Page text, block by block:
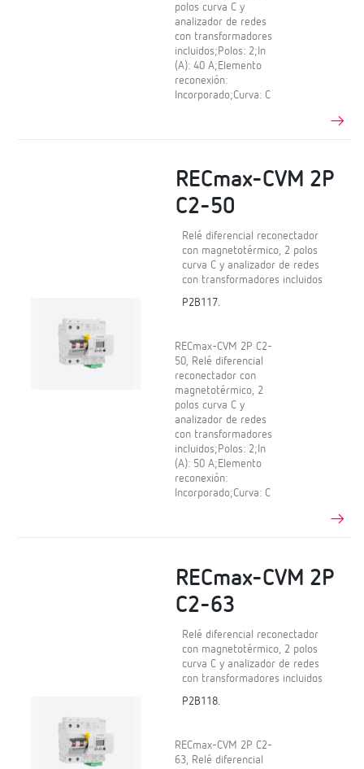
polos curva C y
analizador de redes
con transformadores
incluidos;Polos: 2;In
(A): 40 A;Elemento
reconexión:
Incorporado;Curva: C
RECmax-CVM 2P
C2-50
Relé diferencial reconectador
con magnetotérmico, 2 polos
curva C y analizador de redes
con transformadores incluidos
P2B117.
RECmax-CVM 2P C2-
50, Relé diferencial
reconectador con
magnetotérmico, 2
polos curva C y
analizador de redes
con transformadores
incluidos;Polos: 2;In
(A): 50 A;Elemento
reconexión:
Incorporado;Curva: C
RECmax-CVM 2P
C2-63
Relé diferencial reconectador
con magnetotérmico, 2 polos
curva C y analizador de redes
con transformadores incluidos
P2B118.
RECmax-CVM 2P C2-
63, Relé diferencial